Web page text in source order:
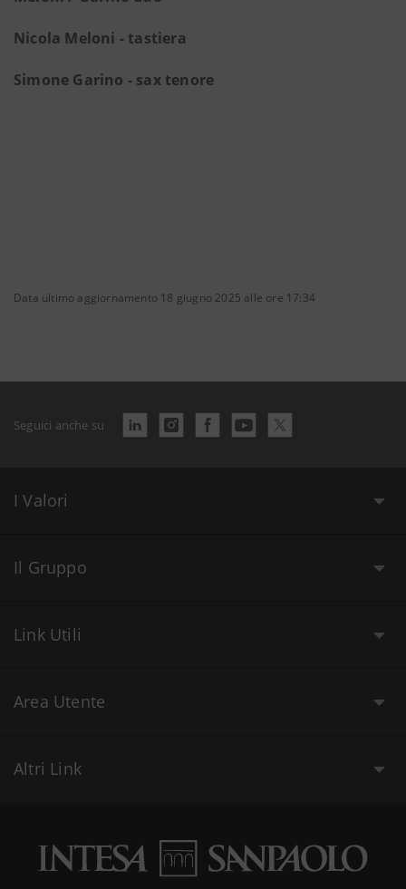
Nicola Meloni - tastiera
Simone Garino - sax tenore
Data ultimo aggiornamento 18 giugno 2025 alle ore 17:34
Seguici anche su
I Valori
Il Gruppo
Link Utili
Area Utente
Altri Link